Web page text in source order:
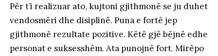
Për t’i realizuar ato, kujtoni gjithmonë se ju duhet
vendosmëri dhe disiplinë. Puna e fortë jep
gjithmonë rezultate pozitive. Këtë gjë bëjnë edhe
personat e suksesshëm. Ata punojnë fort. Mirëpo